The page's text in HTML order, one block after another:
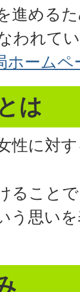
進める
われて
ホーム
は
性に対
ること
う思い